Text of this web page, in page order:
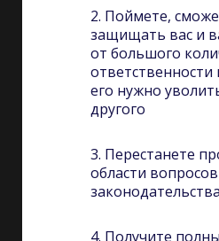
2. Поймете,
защищать вас и
от большого
его нужно
другого
3. Перестанете
области
законодательства
4. Получите